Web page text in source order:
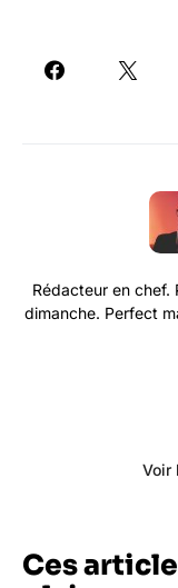
Rédacteur en chef.
dimanche. Perfect
Voir
Ces